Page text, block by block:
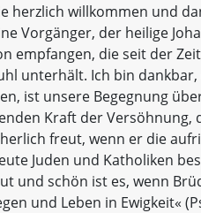
herzlich willkommen und
Vorgänger, der heilige
empfangen, die seit der
unterhält. Ich bin
ist unsere Begegnung
Kraft der Versöhnung,
freut, wenn er die
Juden und Katholiken
und schön ist es, wenn
und Leben in Ewigkeit«